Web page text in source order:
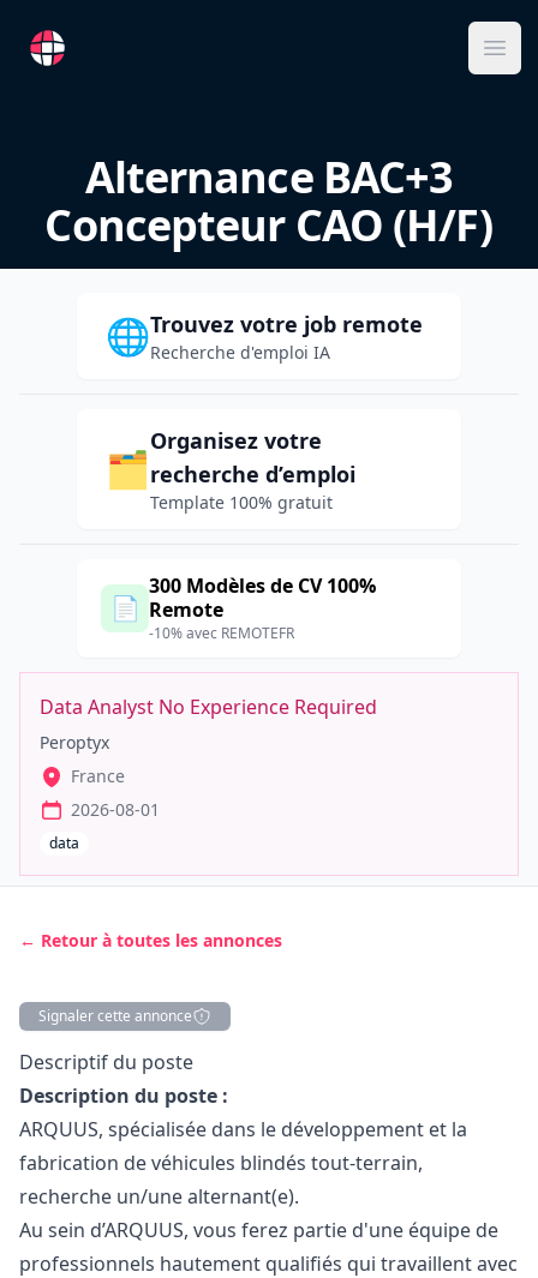
RemoteFR
Alternance BAC+3
Concepteur CAO (H/F)
🌐Trouvez votre job remote
Recherche d'emploi IA
🗂️
Organisez votre
recherche d’emploi
Template 100% gratuit
📄
300 Modèles de CV 100%
Remote
-10% avec REMOTEFR
Data Analyst No Experience Required
Peroptyx
France
2026-08-01
data
← Retour à toutes les annonces
Signaler cette annonce
Description
Descriptif du poste
Description du poste :
ARQUUS, spécialisée dans le développement et la
fabrication de véhicules blindés tout-terrain,
recherche un/une alternant(e).
Au sein d’ARQUUS, vous ferez partie d'une équipe de
professionnels hautement qualifiés qui travaillent avec